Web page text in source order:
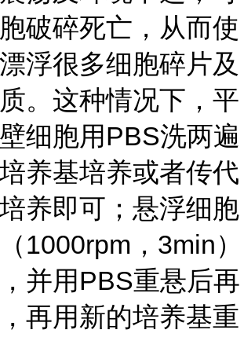
破碎死亡，从而使
浮很多细胞碎片及
。这种情况下，平
细胞用PBS洗两遍
养基培养或者传代
养即可；悬浮细胞
1000rpm，3min）
并用PBS重悬后再
再用新的培养基重